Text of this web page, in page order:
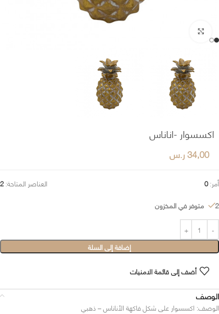
اكسسوار -اناناس
34,00ر.س
أمر:0 العناصر المتاحة:2
2 متوفر في المخزون
إضافة إلى السلة
أضف إلى قائمة الامنيات
الوصف
الوصف: اكسسوار على شكل فاكهة الأناناس – ذهبي